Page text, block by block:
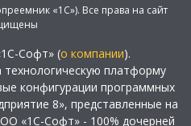
«1С»). Все права на сайт
Софт» (о компании).
платформу
конфигурации программных
8», представленные на
«1С-Софт» - 100% дочерней